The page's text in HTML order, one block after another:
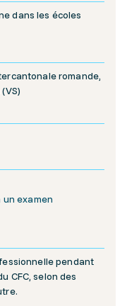
dans les écoles
romande,
examen
pendant
CFC, selon des